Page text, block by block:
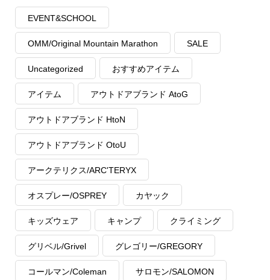
EVENT&SCHOOL
OMM/Original Mountain Marathon SALE
Uncategorized おすすめアイテム
アイテム アウトドアブランド AtoG
アウトドアブランド HtoN
アウトドアブランド OtoU
アークテリクス/ARC'TERYX
オスプレー/OSPREY カヤック
キッズウェア キャンプ クライミング
グリベル/Grivel グレゴリー/GREGORY
コールマン/Coleman サロモン/SALOMON